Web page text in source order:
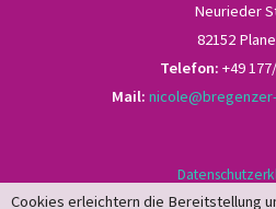
Neurieder
82152
Telefon: +49
Mail:
Cookies erleichtern die Bereitstellung